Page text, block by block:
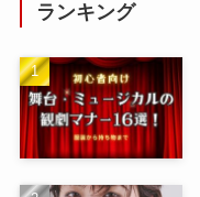
ランキング